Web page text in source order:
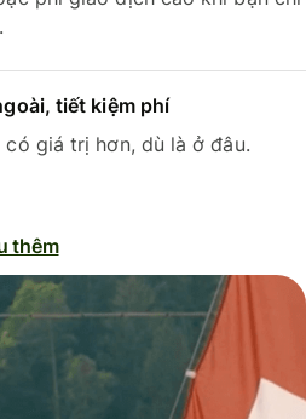
tiết kiệm phí
có giá trị hơn, dù là ở đâu.
thêm